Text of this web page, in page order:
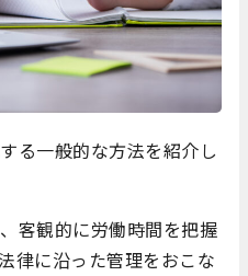
る一般的な方法を紹介し
客観的に労働時間を把握
律に沿った管理をおこな